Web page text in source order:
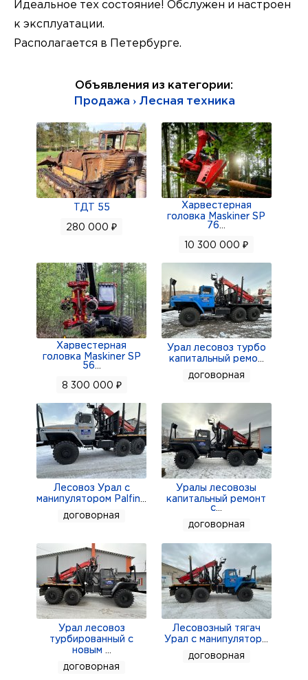
Идеальное тех состояние! Обслужен и настроен
к эксплуатации.
Располагается в Петербурге.
Объявления из категории:
Продажа › Лесная техника
ТДТ 55
280 000 ₽
Харвестерная
головка Maskiner SP
76
10 300 000 ₽
Харвестерная
головка Maskiner SP
56
8 300 000 ₽
Урал лесовоз турбо
капитальный ремо
договорная
Лесовоз Урал с
манипулятором Palfin
договорная
Уралы лесовозы
капитальный ремонт
с
договорная
Урал лесовоз
турбированный с
новым
договорная
Лесовозный тягач
Урал с манипулятор
договорная